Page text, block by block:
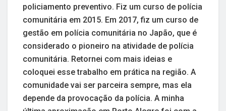
policiamento preventivo. Fiz um curso de polícia
comunitária em 2015. Em 2017, fiz um curso de
gestão em polícia comunitária no Japão, que é
considerado o pioneiro na atividade de polícia
comunitária. Retornei com mais ideias e
coloquei esse trabalho em prática na região. A
comunidade vai ser parceira sempre, mas ela
depende da provocação da polícia. A minha